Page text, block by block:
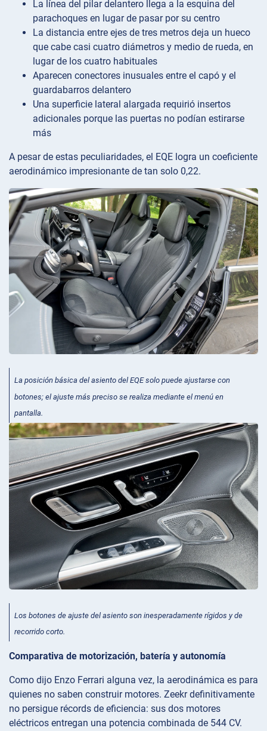
La línea del pilar delantero llega a la esquina del
parachoques en lugar de pasar por su centro
La distancia entre ejes de tres metros deja un hueco
que cabe casi cuatro diámetros y medio de rueda, en
lugar de los cuatro habituales
Aparecen conectores inusuales entre el capó y el
guardabarros delantero
Una superficie lateral alargada requirió insertos
adicionales porque las puertas no podían estirarse
más
A pesar de estas peculiaridades, el EQE logra un coeficiente
aerodinámico impresionante de tan solo 0,22.
La posición básica del asiento del EQE solo puede ajustarse con
botones; el ajuste más preciso se realiza mediante el menú en
pantalla.
Los botones de ajuste del asiento son inesperadamente rígidos y de
recorrido corto.
Comparativa de motorización, batería y autonomía
Como dijo Enzo Ferrari alguna vez, la aerodinámica es para
quienes no saben construir motores. Zeekr definitivamente
no persigue récords de eficiencia: sus dos motores
eléctricos entregan una potencia combinada de 544 CV.